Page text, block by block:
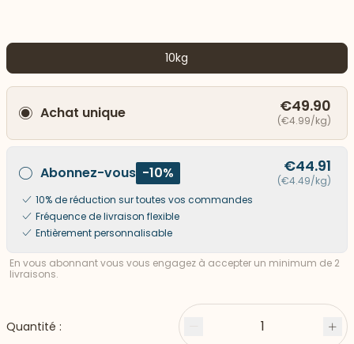
vers le bas
10kg
Achat unique €49.90
(€4.99/kg)
Abonnez-vous -10% €44.91
(€4.49/kg)
10% de réduction sur toutes vos commandes
Fréquence de livraison flexible
Entièrement personnalisable
En vous abonnant vous vous engagez à accepter un minimum de 2
livraisons.
Quantité : Moins 1